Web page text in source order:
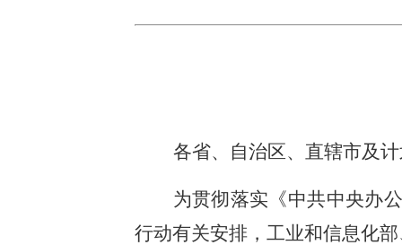
各省、自治区、直辖市及
为贯彻落实《中共中央办
行动有关安排，工业和信息化